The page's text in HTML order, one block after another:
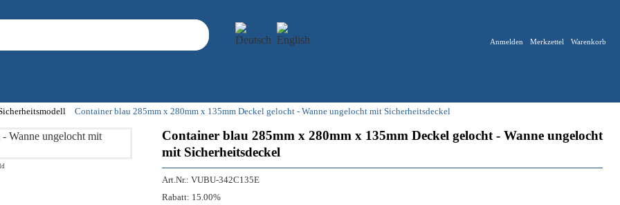
Anmelden Merkzettel Warenkorb
Container blau 285mm x 280mm x 135mm Deckel gelocht - Wanne ungelocht mit Sicherheitsdeckel
Container blau 285mm x 280mm x 135mm Deckel gelocht - Wanne ungelocht
mit Sicherheitsdeckel
Art.Nr.: VUBU-342C135E
Rabatt: 15.00%